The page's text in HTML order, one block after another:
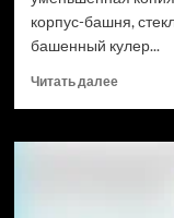
корпус-башня,
башенный кулер...
Читать далее
Игровую